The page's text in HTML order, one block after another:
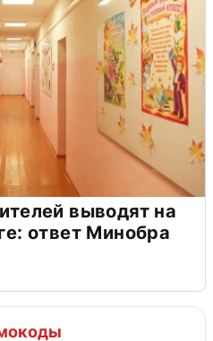
выводят на
ответ Минобра